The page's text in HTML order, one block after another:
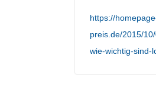
https://
preis.de/2015/
wie-wichtig-sind-